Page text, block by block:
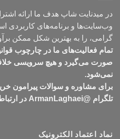
در میدنایت شاپ هدف ما ارائه
وب‌سایت‌ها و برنامه‌های کاربردی
گرامی، را به بهترین شکل ممکن
تمام فعالیت‌های ما در چارچوب
صورت می‌گیرد و هیچ سرویسی خلاف
نمی‌شود.
برای مشاوره و سوالات پیرامون
تلگرام @ArmanLaghaei در ارتباط باشید.
نماد اعتماد الکترونیک